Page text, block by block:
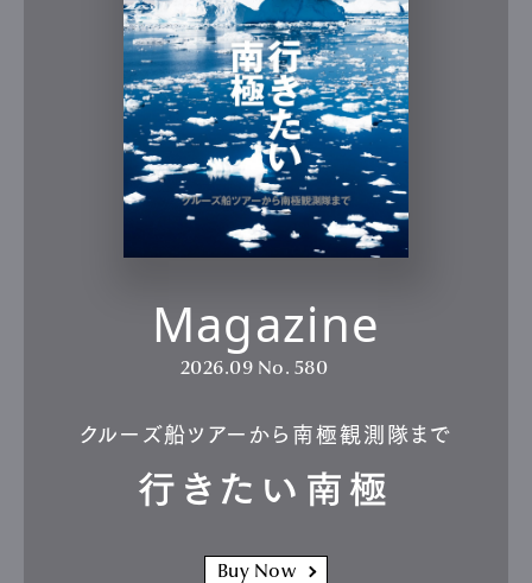
Magazine
2026.09 No. 580
クルーズ船ツアーから南極観測隊まで
行きたい南極
Buy Now